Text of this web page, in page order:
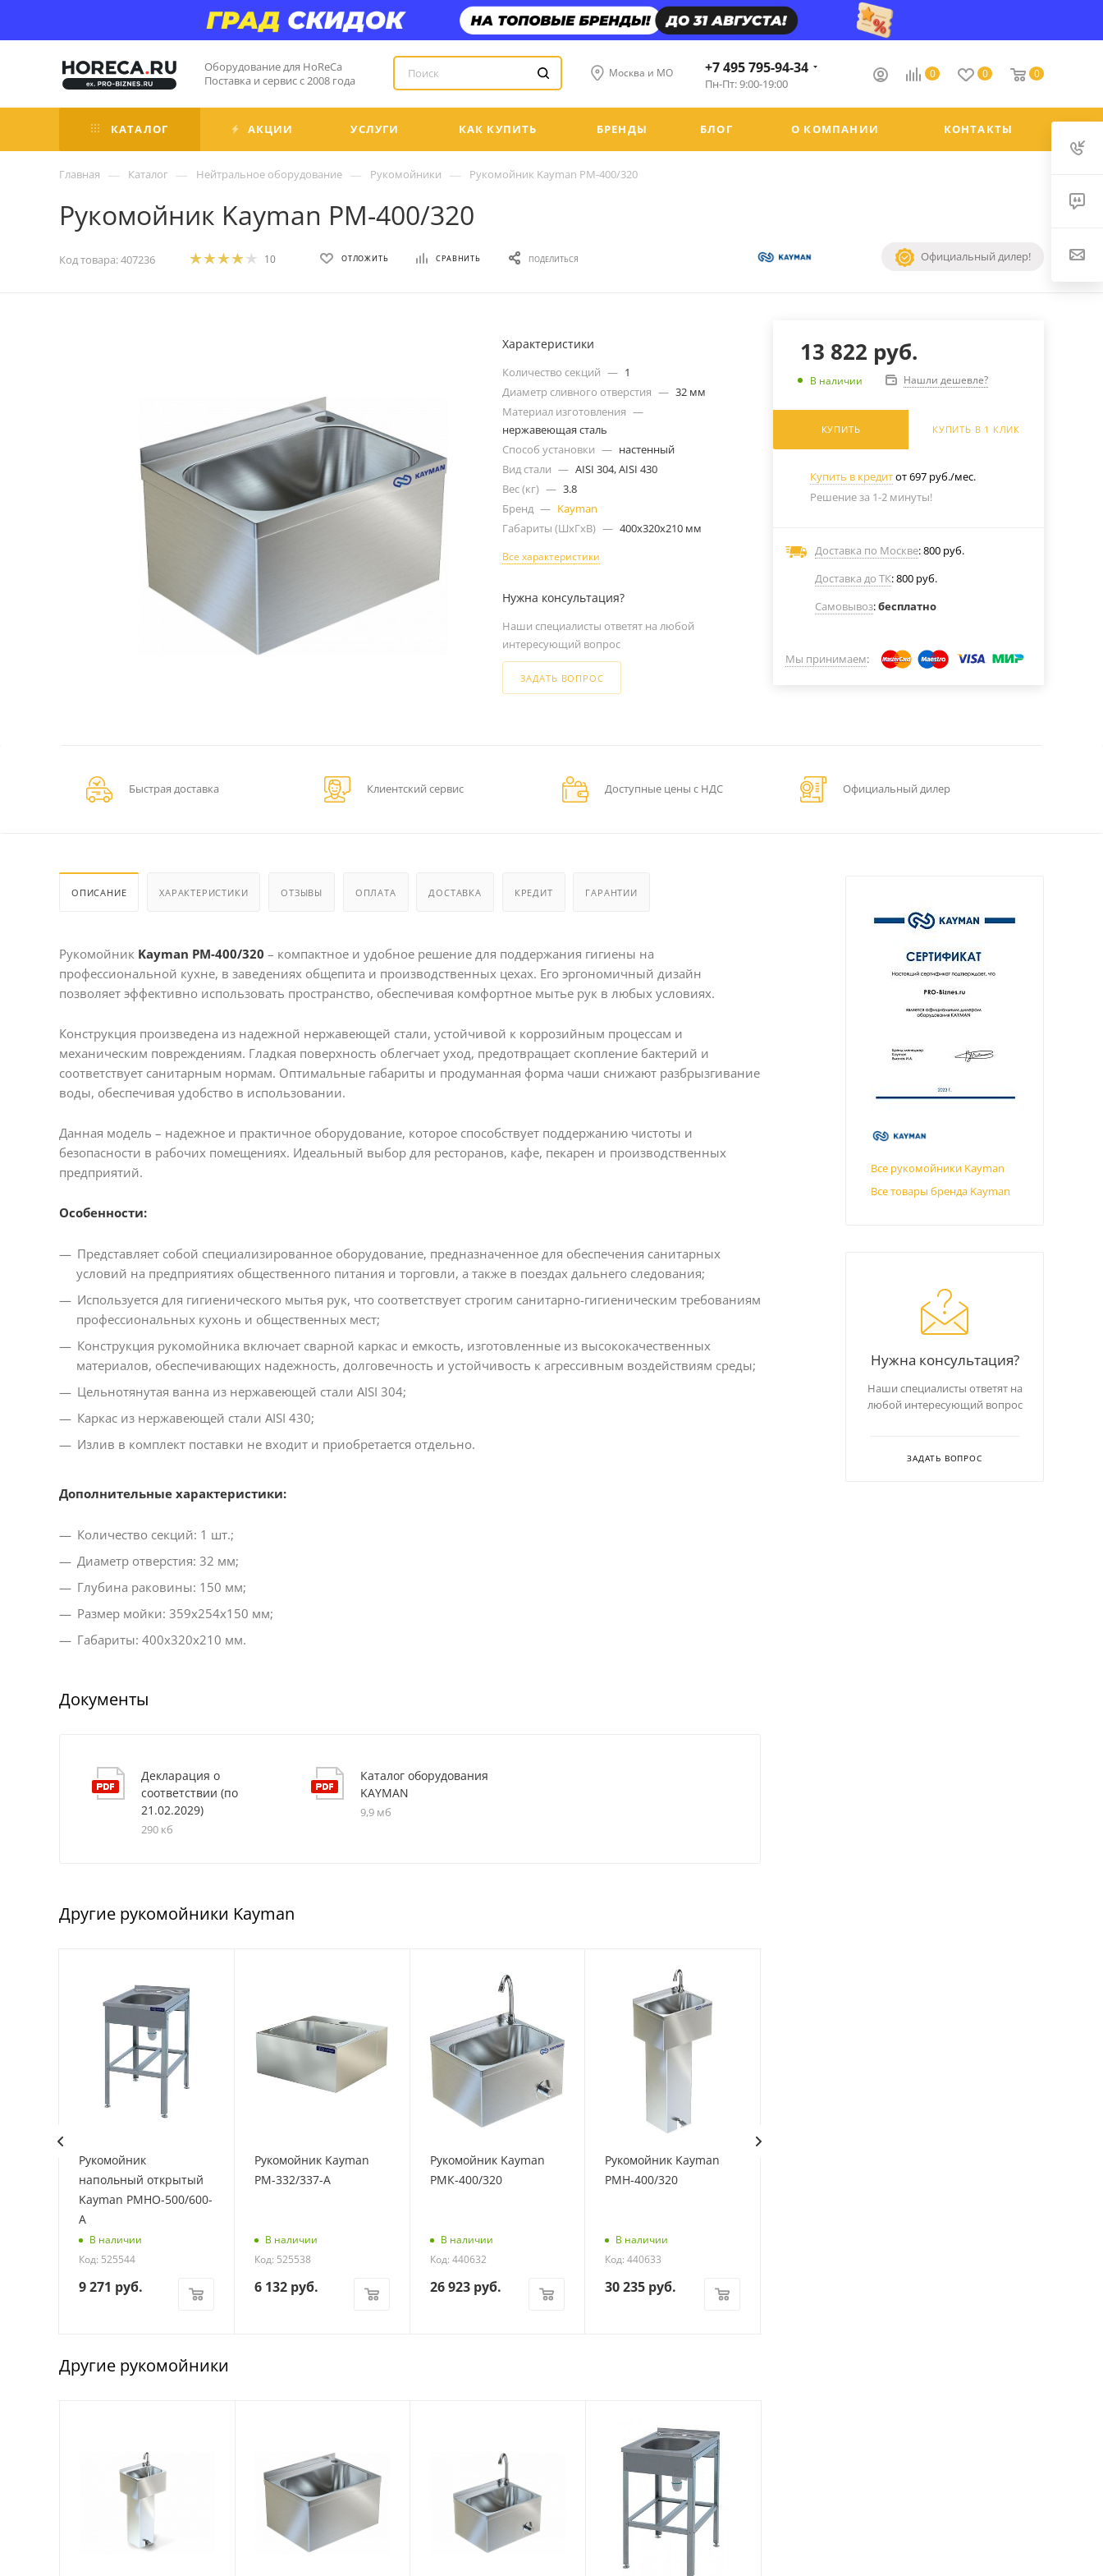
Оборудование для HoReCa
Поставка и сервис с 2008 года
Москва и МО 0 0 0
+7 495 795-94-34
Пн-Пт: 9:00-19:00
КАТАЛОГ АКЦИИ УСЛУГИ КАК КУПИТЬ БРЕНДЫ БЛОГ О КОМПАНИИ КОНТАКТЫ
Главная — Каталог — Нейтральное оборудование — Рукомойники — Рукомойник Kayman РМ-400/320
Рукомойник Kayman РМ-400/320
Код товара:407236 10 ОТЛОЖИТЬ СРАВНИТЬ ПОДЕЛИТЬСЯ Официальный дилер!
Характеристики
Количество секций — 1
Диаметр сливного отверстия — 32 мм
Материал изготовления —
нержавеющая сталь
Способ установки — настенный
Вид стали — AISI 304, AISI 430
Вес (кг) — 3.8
Бренд — Kayman
Габариты (ШxГxВ) — 400x320x210 мм
Все характеристики
Нужна консультация?
Наши специалисты ответят на любой
интересующий вопрос
ЗАДАТЬ ВОПРОС
13 822 руб.
В наличии Нашли дешевле?
КУПИТЬ КУПИТЬ В 1 КЛИК
Купить в кредитот 697 руб./мес.
Решение за 1-2 минуты!
Доставка по Москве: 800 руб.
Доставка до ТК: 800 руб.
Самовывоз:бесплатно
Мы принимаем:
Быстрая доставка Клиентский сервис Доступные цены с НДС Официальный дилер
ОПИСАНИЕ ХАРАКТЕРИСТИКИ ОТЗЫВЫ ОПЛАТА ДОСТАВКА КРЕДИТ ГАРАНТИИ
Рукомойник Kayman РМ-400/320 – компактное и удобное решение для поддержания гигиены на
профессиональной кухне, в заведениях общепита и производственных цехах. Его эргономичный дизайн
позволяет эффективно использовать пространство, обеспечивая комфортное мытье рук в любых условиях.
Конструкция произведена из надежной нержавеющей стали, устойчивой к коррозийным процессам и
механическим повреждениям. Гладкая поверхность облегчает уход, предотвращает скопление бактерий и
соответствует санитарным нормам. Оптимальные габариты и продуманная форма чаши снижают разбрызгивание
воды, обеспечивая удобство в использовании.
Данная модель – надежное и практичное оборудование, которое способствует поддержанию чистоты и
безопасности в рабочих помещениях. Идеальный выбор для ресторанов, кафе, пекарен и производственных
предприятий.
Особенности:
Представляет собой специализированное оборудование, предназначенное для обеспечения санитарных
условий на предприятиях общественного питания и торговли, а также в поездах дальнего следования;
Используется для гигиенического мытья рук, что соответствует строгим санитарно-гигиеническим требованиям
профессиональных кухонь и общественных мест;
Конструкция рукомойника включает сварной каркас и емкость, изготовленные из высококачественных
материалов, обеспечивающих надежность, долговечность и устойчивость к агрессивным воздействиям среды;
Цельнотянутая ванна из нержавеющей стали AISI 304;
Каркас из нержавеющей стали AISI 430;
Излив в комплект поставки не входит и приобретается отдельно.
Дополнительные характеристики:
Количество секций: 1 шт.;
Диаметр отверстия: 32 мм;
Глубина раковины: 150 мм;
Размер мойки: 359x254x150 мм;
Габариты: 400х320х210 мм.
Документы
Декларация о
соответствии (по
21.02.2029)
290 кб
Каталог оборудования
KAYMAN
9,9 мб
Другие рукомойники Kayman
Рукомойник
напольный открытый
Kayman РМНО-500/600-
А
В наличии
Код: 525544
9 271 руб.
Рукомойник Kayman
РМ-332/337-А
В наличии
Код: 525538
6 132руб.
Рукомойник Kayman
РМК-400/320
В наличии
Код: 440632
26 923руб.
Рукомойник Kayman
РМН-400/320
В наличии
Код: 440633
30 235 руб.
Другие рукомойники
Все рукомойники Kayman
Все товары бренда Kayman
Нужна консультация?
Наши специалисты ответят на
любой интересующий вопрос
ЗАДАТЬ ВОПРОС